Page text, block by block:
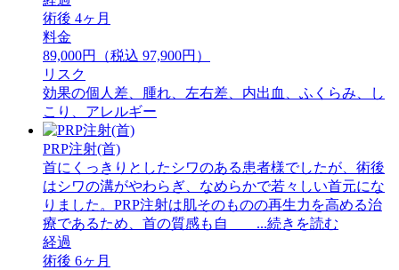
術後 4ヶ月
料金
89,000円（税込 97,900円）
リスク
効果の個人差、腫れ、左右差、内出血、ふくらみ、し
こり、アレルギー
PRP注射(首)
首にくっきりとしたシワのある患者様でしたが、術後
はシワの溝がやわらぎ、なめらかで若々しい首元にな
りました。PRP注射は肌そのものの再生力を高める治
療であるため、首の質感も自 ...続きを読む
経過
術後 6ヶ月